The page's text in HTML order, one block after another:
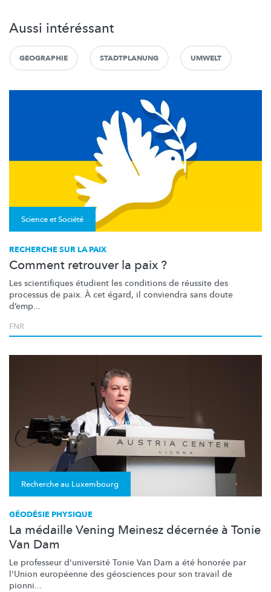
Aussi intéréssant
GEOGRAPHIE STADTPLANUNG UMWELT
Science et Société
RECHERCHE SUR LA PAIX
Comment retrouver la paix ?
Les scientifiques étudient les conditions de réussite des
processus de paix. À cet égard, il conviendra sans doute
d’emp...
FNR
Recherche au Luxembourg
GÉODÉSIE PHYSIQUE
La médaille Vening Meinesz décernée à Tonie
Van Dam
Le professeur d'université Tonie Van Dam a été honorée par
l'Union européenne des géosciences pour son travail de
pionni...